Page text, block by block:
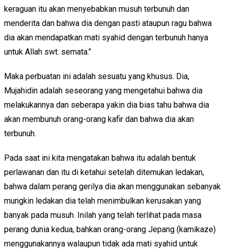
keraguan itu akan menyebabkan musuh terbunuh dan
menderita dan bahwa dia dengan pasti ataupun ragu bahwa
dia akan mendapatkan mati syahid dengan terbunuh hanya
untuk Allah swt. semata."
Maka perbuatan ini adalah sesuatu yang khusus. Dia,
Mujahidin adalah seseorang yang mengetahui bahwa dia
melakukannya dan seberapa yakin dia bias tahu bahwa dia
akan membunuh orang-orang kafir dan bahwa dia akan
terbunuh.
Pada saat ini kita mengatakan bahwa itu adalah bentuk
perlawanan dan itu di ketahui setelah ditemukan ledakan,
bahwa dalam perang gerilya dia akan menggunakan sebanyak
mungkin ledakan dia telah menimbulkan kerusakan yang
banyak pada musuh. Inilah yang telah terlihat pada masa
perang dunia kedua, bahkan orang-orang Jepang (kamikaze)
menggunakannya walaupun tidak ada mati syahid untuk